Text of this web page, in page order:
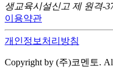
생교육시설신고 제 원격-
이용약관
개인정보처리방침
Copyright by (주)코멘토.